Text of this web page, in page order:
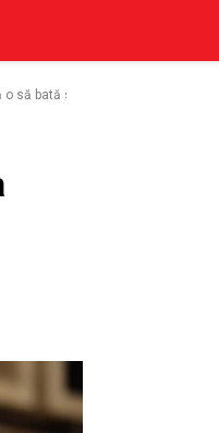
să bată stânga comasată PSD-PNL